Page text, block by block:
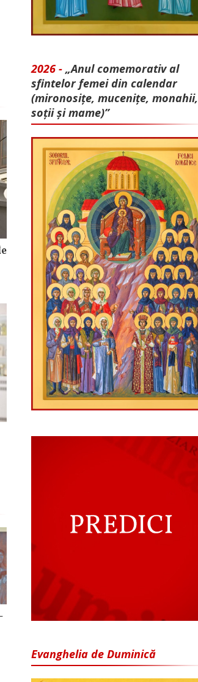
2026 - „Anul comemorativ al
sfintelor femei din calendar
(mironosițe, mu­cenițe, monahii,
soții și mame)”
Evanghelia de Duminică